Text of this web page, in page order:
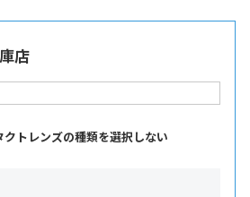
店
クトレンズの種類を選択しない